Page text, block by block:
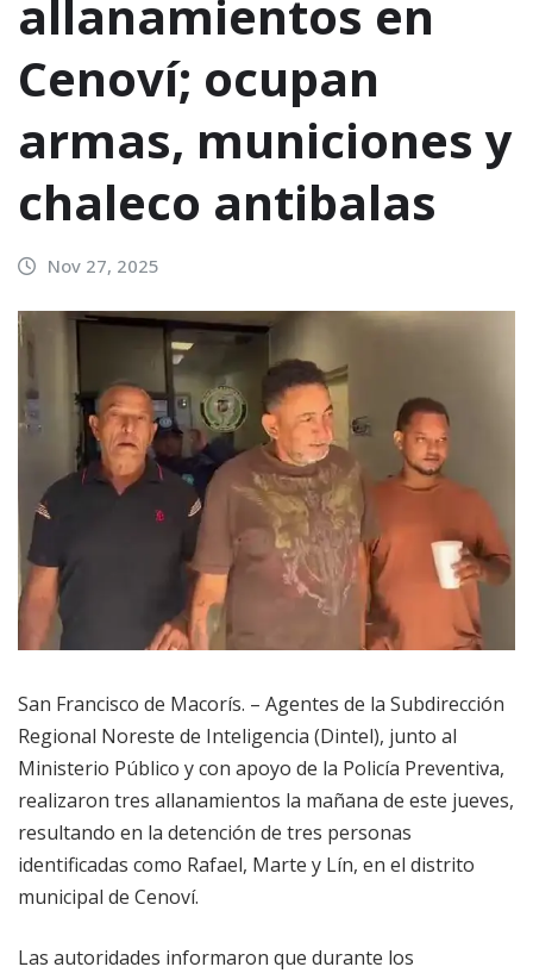
allanamientos en
Cenoví; ocupan
armas, municiones y
chaleco antibalas
Nov 27, 2025
San Francisco de Macorís. – Agentes de la Subdirección
Regional Noreste de Inteligencia (Dintel), junto al
Ministerio Público y con apoyo de la Policía Preventiva,
realizaron tres allanamientos la mañana de este jueves,
resultando en la detención de tres personas
identificadas como Rafael, Marte y Lín, en el distrito
municipal de Cenoví.
Las autoridades informaron que durante los